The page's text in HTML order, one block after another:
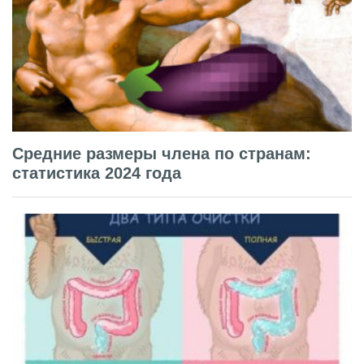
Средние размеры члена по странам:
статистика 2024 года